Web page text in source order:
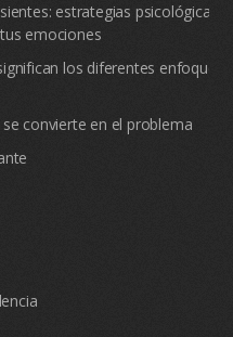
estrategias psicológicas
emociones
los diferentes enfoques
convierte en el problema